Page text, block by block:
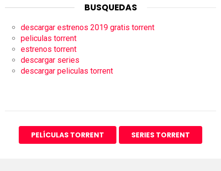
BUSQUEDAS
descargar estrenos 2019 gratis torrent
peliculas torrent
estrenos torrent
descargar series
descargar peliculas torrent
PELÍCULAS TORRENT SERIES TORRENT